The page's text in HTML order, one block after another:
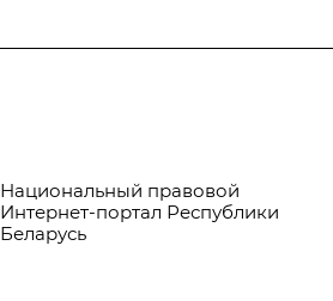
Национальный правовой
Интернет-портал Республики
Беларусь